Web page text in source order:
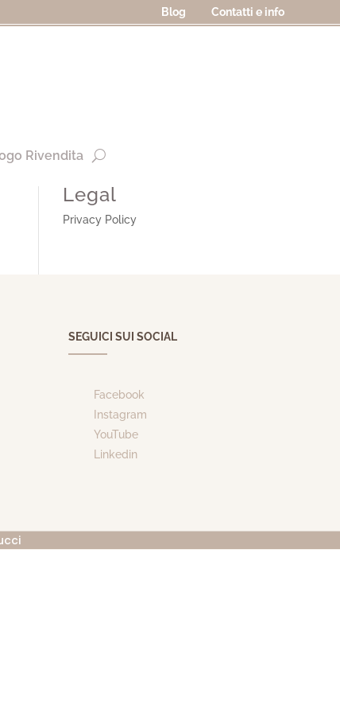
Blog Contatti e info
Rivendita
Legal
Privacy Policy
SEGUICI SUI SOCIAL
Facebook
Instagram
YouTube
Linkedin